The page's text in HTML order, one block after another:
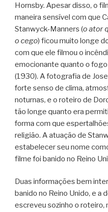
Hornsby. Apesar disso, o
maneira sensível com que
Stanwyck-Manners (o ator
o cego) ficou muito longe
com que ele filmou o
emocionante quanto o
(1930). A fotografia de
forte senso de clima,
noturnas, e o roteiro de
tão longe quanto era
forma com que
religião. A atuação de
estabelecer seu nome
filme foi banido no Reino
Duas informações bem
banido no Reino Unido, e a
escreveu sozinho o roteiro,